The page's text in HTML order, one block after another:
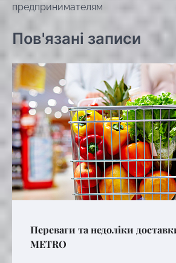
предпринимателям
Пов'язані записи
Переваги та недоліки
METRO